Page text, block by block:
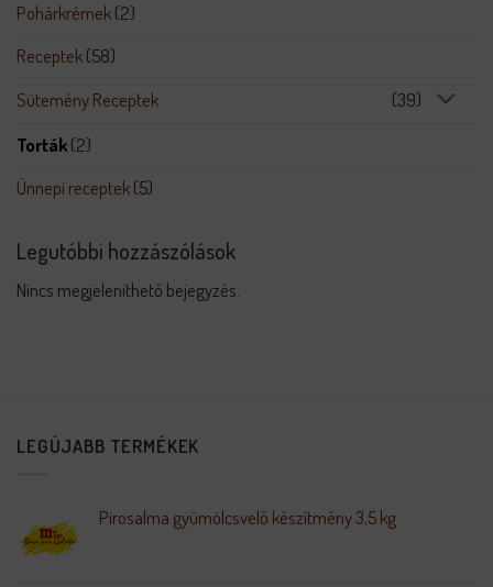
Pohárkrémek(2)
Receptek(58)
Sütemény Receptek
(39)
Torták(2)
Ünnepi receptek(5)
Legutóbbi hozzászólások
Nincs megjeleníthető bejegyzés.
LEGÚJABB TERMÉKEK
Pirosalma gyümölcsvelő készítmény 3,5 kg